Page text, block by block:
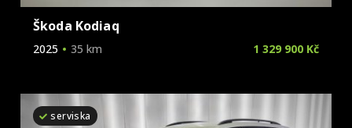
Škoda Kodiaq
2025 35 km 1 329 900 Kč
serviska